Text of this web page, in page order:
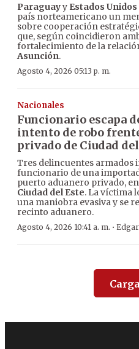
Paraguayy Estados Unidos
país norteamericano un
sobre cooperación
que, según coincidieron
fortalecimiento de la
Asunción.
Agosto 4, 2026 05:13 p. m.
Nacionales
Funcionario escapa
intento de robo
privado de Ciudad
Tres delincuentes armados
funcionario de una
puerto aduanero privado,
Ciudad del Este. La víctima
una maniobra evasiva y se
recinto aduanero.
Agosto 4, 2026 10:41 a. m. ·